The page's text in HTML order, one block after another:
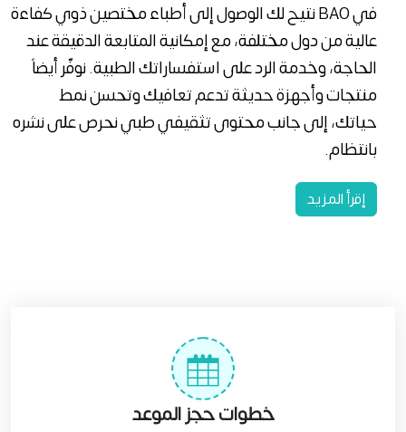
في BAO نتيح لك الوصول إلى أطباء مختصين ذوي كفاءة
عالية من دول مختلفة، مع إمكانية المتابعة الدقيقة عند
الحاجة، وخدمة الرد على استفساراتك الطبية. نوفّر أيضاً
منتجات وأجهزة حديثة تدعم تعافيك وتحسن نمط
حياتك، إلى جانب محتوى تثقيفي طبي نحرص على نشره
بانتظام.
إقرأ المزيد
خطوات حجز الموعد